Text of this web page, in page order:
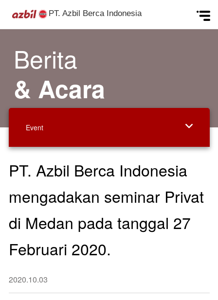
PT. Azbil Berca Indonesia
Berita
& Acara
Event
PT. Azbil Berca Indonesia
mengadakan seminar Privat
di Medan pada tanggal 27
Februari 2020.
2020.10.03